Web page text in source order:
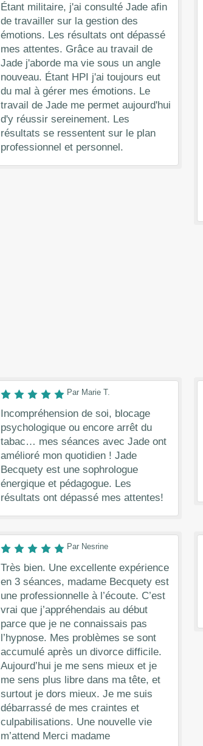
Étant militaire, j'ai consulté Jade afin
de travailler sur la gestion des
émotions. Les résultats ont dépassé
mes attentes. Grâce au travail de
Jade j'aborde ma vie sous un angle
nouveau. Étant HPI j'ai toujours eut
du mal à gérer mes émotions. Le
travail de Jade me permet aujourd'hui
d'y réussir sereinement. Les
résultats se ressentent sur le plan
professionnel et personnel.
Par Marie T.
Incompréhension de soi, blocage
psychologique ou encore arrêt du
tabac… mes séances avec Jade ont
amélioré mon quotidien ! Jade
Becquety est une sophrologue
énergique et pédagogue. Les
résultats ont dépassé mes attentes!
Par Nesrine
Très bien. Une excellente expérience
en 3 séances, madame Becquety est
une professionnelle à l’écoute. C’est
vrai que j’appréhendais au début
parce que je ne connaissais pas
l’hypnose. Mes problèmes se sont
accumulé après un divorce difficile.
Aujourd’hui je me sens mieux et je
me sens plus libre dans ma tête, et
surtout je dors mieux. Je me suis
débarrassé de mes craintes et
culpabilisations. Une nouvelle vie
m’attend Merci madame